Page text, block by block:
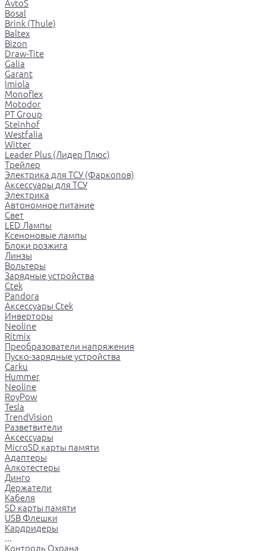
AvtoS
Bosal
Brink (Thule)
Baltex
Bizon
Draw-Tite
Galia
Garant
Imiola
Monoflex
Motodor
PT Group
Steinhof
Westfalia
Witter
Leader Plus (Лидер Плюс)
Трейлер
Электрика для ТСУ (Фаркопов)
Аксессуары для ТСУ
Электрика
Автономное питание
Свет
LED Лампы
Ксеноновые лампы
Блоки розжига
Линзы
Вольтеры
Зарядные устройства
Ctek
Pandora
Аксессуары Ctek
Инверторы
Neoline
Ritmix
Преобразователи напряжения
Пуско-зарядные устройства
Carku
Hummer
Neoline
RoyPow
Tesla
TrendVision
Разветвители
Аксессуары
MicroSD карты памяти
Адаптеры
Алкотестеры
Динго
Держатели
Кабеля
SD карты памяти
USB Флешки
Кардридеры
...
Контроль Охрана